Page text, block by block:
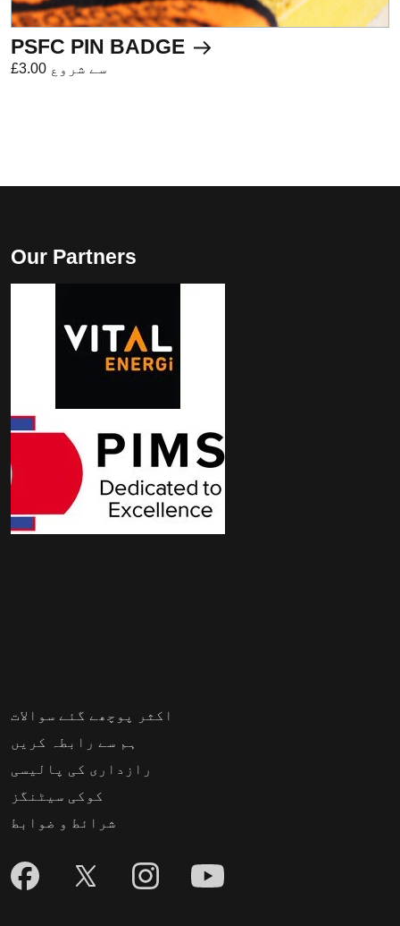
PSFC PIN BADGE
£3.00 سے شروع
اکثر پوچھے گئے سوالات
ہم سے رابطہ کریں
رازداری کی پالیسی
کوکی سیٹنگز
شرائط و ضوابط
Our Partners